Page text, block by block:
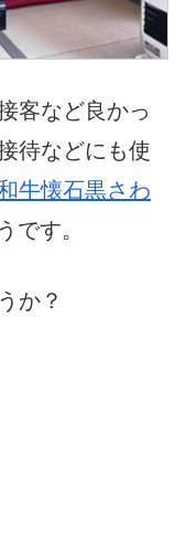
客など良かっ
待などにも使
牛懐石黒さわ
です。
か？